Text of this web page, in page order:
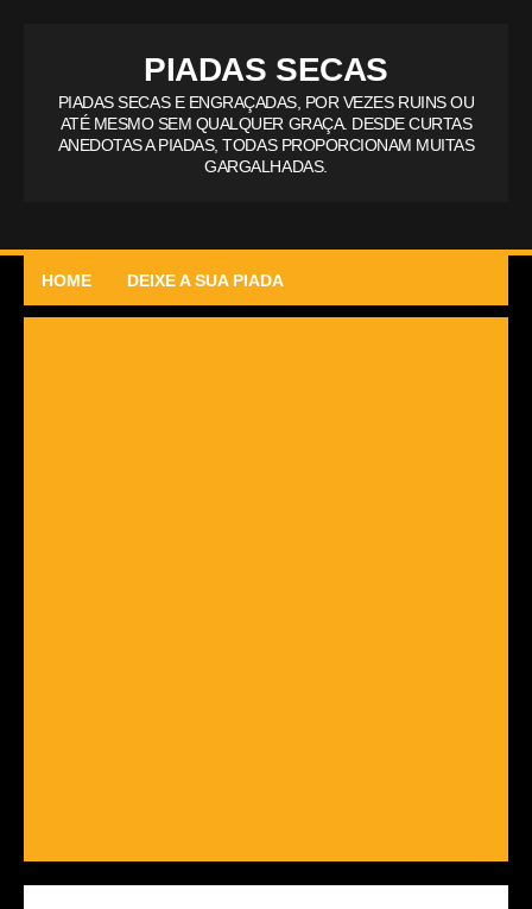
PIADAS SECAS
PIADAS SECAS E ENGRAÇADAS, POR VEZES RUINS OU
ATÉ MESMO SEM QUALQUER GRAÇA. DESDE CURTAS
ANEDOTAS A PIADAS, TODAS PROPORCIONAM MUITAS
GARGALHADAS.
HOME DEIXE A SUA PIADA